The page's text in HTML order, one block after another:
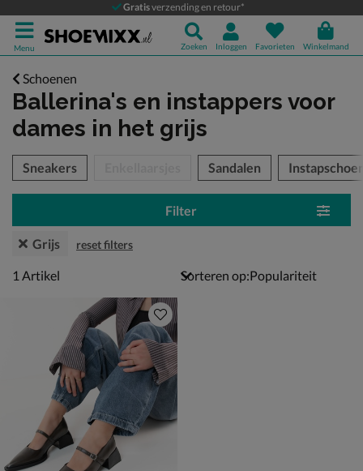
Gratisverzending en retour*
Menu Zoeken Inloggen Favorieten Winkelmand
Schoenen
Ballerina's en instappers voor
dames in het grijs
over
Sneakers Sandalen
Filter
Grijs reset filters
1 artikel
1 Artikel Sorteren op: